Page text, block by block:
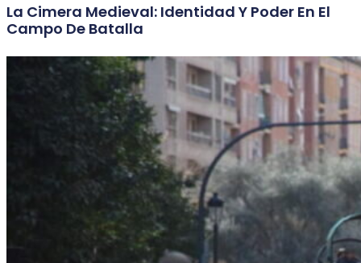
La Cimera Medieval: Identidad Y Poder En El
Campo De Batalla